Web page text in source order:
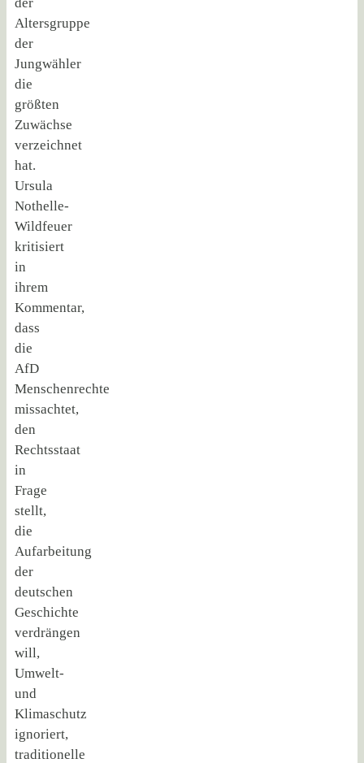
Altersgruppe
der
Jungwähler
die
größten
Zuwächse
verzeichnet
hat.
Ursula
Nothelle-
Wildfeuer
kritisiert
in
ihrem
Kommentar,
dass
die
AfD
Menschenrechte
missachtet,
den
Rechtsstaat
in
Frage
stellt,
die
Aufarbeitung
der
deutschen
Geschichte
verdrängen
will,
Umwelt-
und
Klimaschutz
ignoriert,
traditionelle